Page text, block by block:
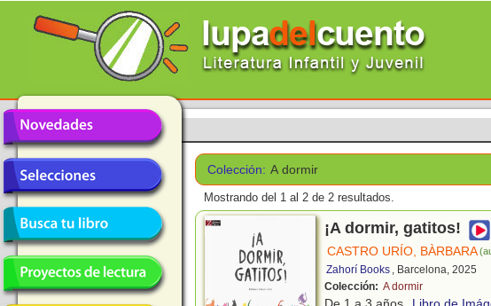
Colección: A dormir
Mostrando del 1 al 2 de 2 resultados.
¡A dormir, gatitos!
CASTRO URÍO, BÀRBARA
Zahorí Books , Barcelona, 2025
Colección: A dormir